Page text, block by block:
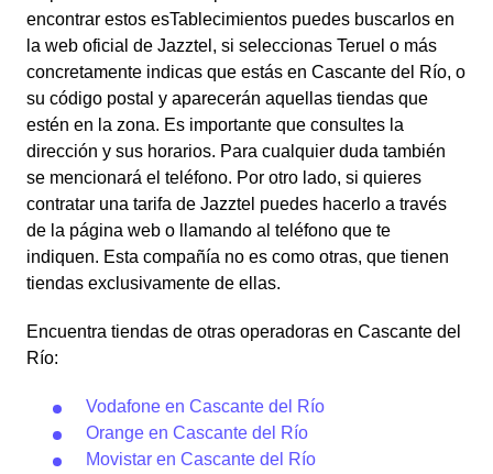
encontrar estos esTablecimientos puedes buscarlos en
la web oficial de Jazztel, si seleccionas Teruel o más
concretamente indicas que estás en Cascante del Río, o
su código postal y aparecerán aquellas tiendas que
estén en la zona. Es importante que consultes la
dirección y sus horarios. Para cualquier duda también
se mencionará el teléfono. Por otro lado, si quieres
contratar una tarifa de Jazztel puedes hacerlo a través
de la página web o llamando al teléfono que te
indiquen. Esta compañía no es como otras, que tienen
tiendas exclusivamente de ellas.
Encuentra tiendas de otras operadoras en Cascante del
Río:
Vodafone en Cascante del Río
Orange en Cascante del Río
Movistar en Cascante del Río